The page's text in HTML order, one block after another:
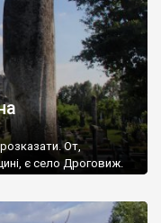
От,
є село Дроговиж.
ми знайшли